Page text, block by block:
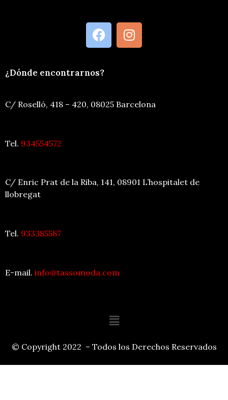
¿Dónde encontrarnos?
C/ Roselló, 418 – 420, 08025 Barcelona
Tel. 934554572
C/ Enric Prat de la Riba, 141, 08901 L’hospitalet de
llobregat
Tel. 933385587
E-mail. info@tassomoda.com
© Copyright 2022 – Todos los Derechos Reservados